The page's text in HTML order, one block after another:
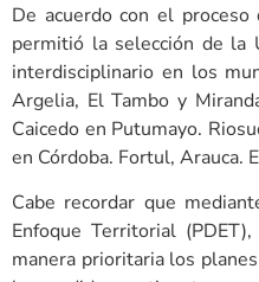
De acuerdo con el
permitió la selección de la
interdisciplinario en los
Argelia, El Tambo y
Caicedo en Putumayo.
en Córdoba. Fortul, Arauca.
Cabe recordar que
Enfoque Territorial
manera prioritaria los